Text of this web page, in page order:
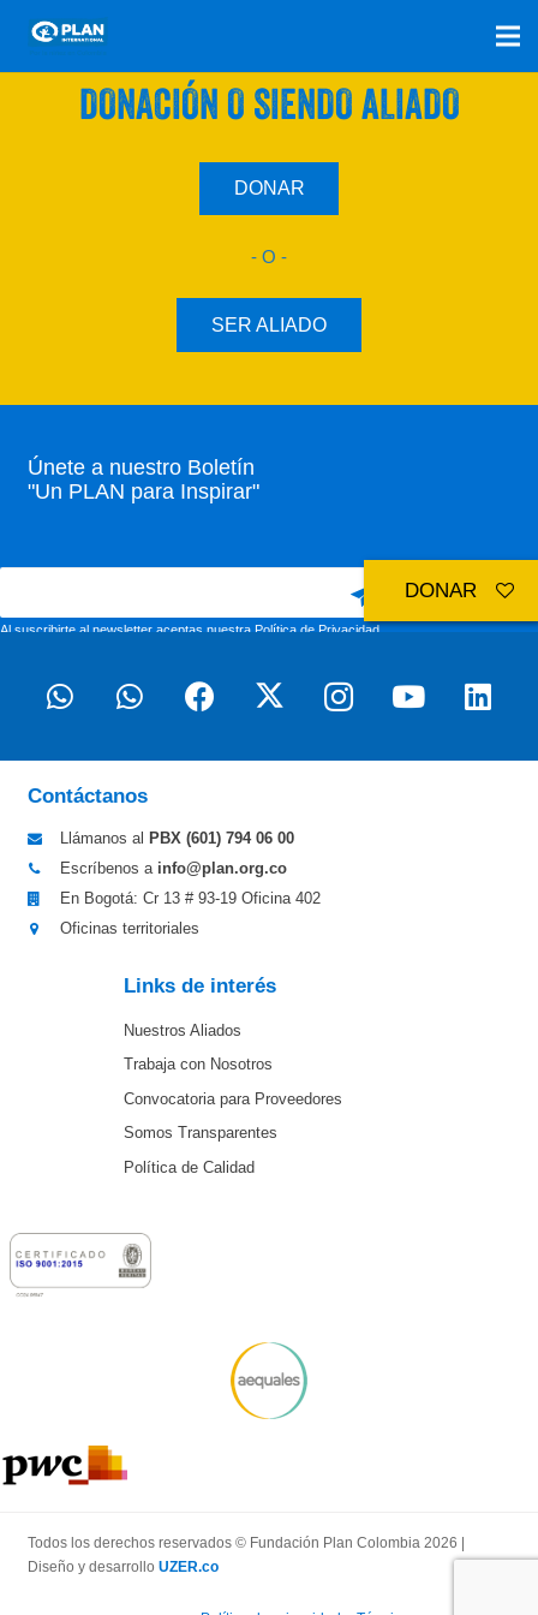
SÚMATE A NUESTRO PLAN CON UNA
DONACIÓN O SIENDO ALIADO
DONAR
- O -
SER ALIADO
Únete a nuestro Boletín
"Un PLAN para Inspirar"
Al suscribirte al newsletter aceptas nuestraPolítica de Privacidad
Contáctanos
Llámanos al PBX (601) 794 06 00
Escríbenos a info@plan.org.co
En Bogotá: Cr 13 # 93-19 Oficina 402
Oficinas territoriales
Links de interés
Nuestros Aliados
Trabaja con Nosotros
Convocatoria para Proveedores
Somos Transparentes
Política de Calidad
Todos los derechos reservados © Fundación Plan Colombia 2026 |
Diseño y desarrollo UZER.co
DONAR